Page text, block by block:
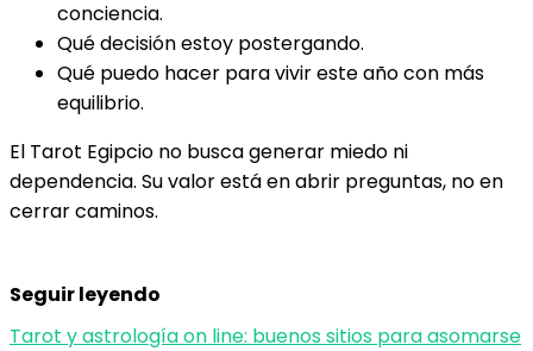
conciencia.
Qué decisión estoy postergando.
Qué puedo hacer para vivir este año con más
equilibrio.
El Tarot Egipcio no busca generar miedo ni
dependencia. Su valor está en abrir preguntas, no en
cerrar caminos.
Seguir leyendo
Tarot y astrología on line: buenos sitios para asomarse